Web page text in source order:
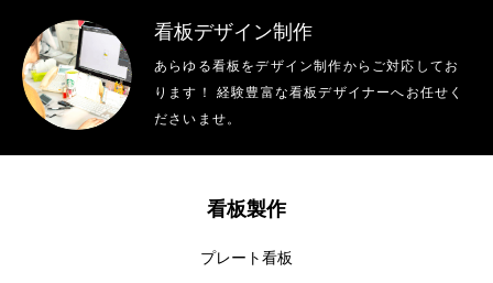
看板デザイン制作
あらゆる看板をデザイン制作からご対応してお
ります！ 経験豊富な看板デザイナーへお任せく
ださいませ。
看板製作
プレート看板